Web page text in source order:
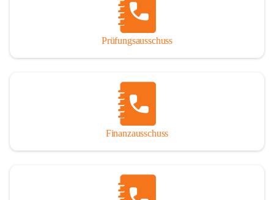
Prüfungsausschuss
Finanzausschuss